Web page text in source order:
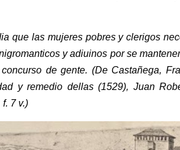
que las mujeres pobres y clerigos
y adiuinos por se
de gente. (De Castañega,
y remedio dellas (1529), Juan
7 v.)